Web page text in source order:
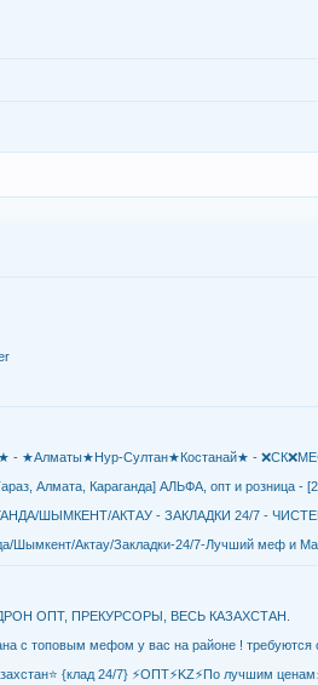
- ★Алматы★Нур-Султан★Костанай★ -
Алмата, Караганда] АЛЬФА, опт и розница -
ШЫМКЕНТ/АКТАУ - ЗАКЛАДКИ 24/7 -
Шымкент/Актау/Закладки-24/7-Лучший меф и
ОПТ, ПРЕКУРСОРЫ, ВЕСЬ КАЗАХСТАН.
с топовым мефом у вас на районе ! требуются
{клад 24/7} ⚡ОПТ⚡KZ⚡По лучшим